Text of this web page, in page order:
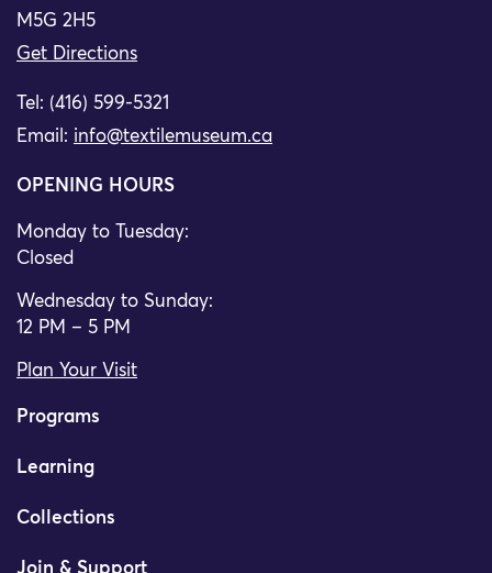
M5G 2H5
Get Directions
Tel: (416) 599-5321
Email: info@textilemuseum.ca
OPENING HOURS
Monday to Tuesday:
Closed
Wednesday to Sunday:
12 PM – 5 PM
Plan Your Visit
Programs
Learning
Collections